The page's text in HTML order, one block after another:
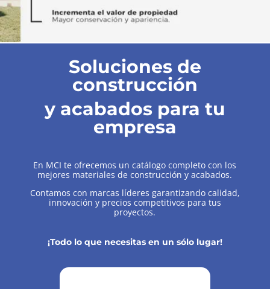
Soluciones de
construcción
y acabados para tu
empresa
En MCI te ofrecemos un catálogo completo con los
mejores materiales de construcción y acabados.
Contamos con marcas líderes garantizando calidad,
innovación y precios competitivos para tus
proyectos.
¡Todo lo que necesitas en un sólo lugar!